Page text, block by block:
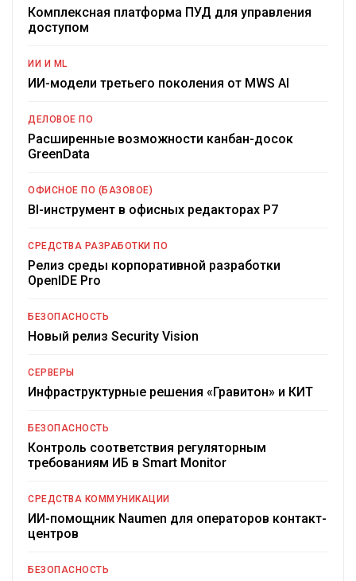
Комплексная платформа ПУД для управления
доступом
ИИ И ML
ИИ-модели третьего поколения от MWS AI
ДЕЛОВОЕ ПО
Расширенные возможности канбан-досок
GreenData
ОФИСНОЕ ПО (БАЗОВОЕ)
BI-инструмент в офисных редакторах Р7
СРЕДСТВА РАЗРАБОТКИ ПО
Релиз среды корпоративной разработки
OpenIDE Pro
БЕЗОПАСНОСТЬ
Новый релиз Security Vision
СЕРВЕРЫ
Инфраструктурные решения «Гравитон» и КИТ
БЕЗОПАСНОСТЬ
Контроль соответствия регуляторным
требованиям ИБ в Smart Monitor
СРЕДСТВА КОММУНИКАЦИИ
ИИ-помощник Naumen для операторов контакт-
центров
БЕЗОПАСНОСТЬ